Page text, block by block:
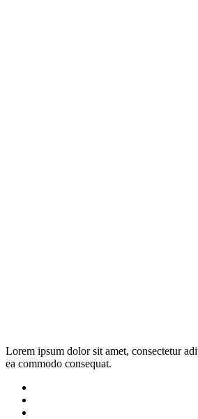
Lorem ipsum dolor sit amet, consectetur
ea commodo consequat.